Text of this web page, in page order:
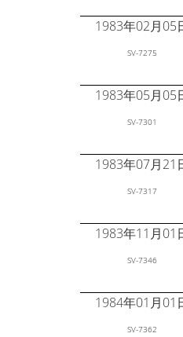
1983年02月05
SV-7275
1983年05月05
SV-7301
1983年07月21
SV-7317
1983年11月01
SV-7346
1984年01月01
SV-7362